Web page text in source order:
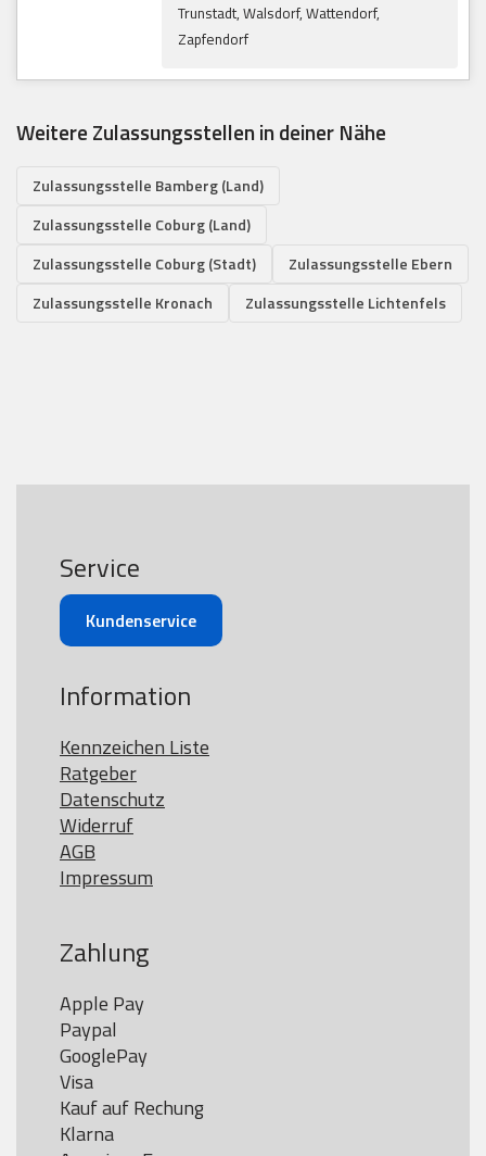
Trunstadt, Walsdorf, Wattendorf,
Zapfendorf
Weitere Zulassungsstellen in deiner Nähe
Zulassungsstelle Bamberg (Land)
Zulassungsstelle Coburg (Land)
Zulassungsstelle Coburg (Stadt)
Zulassungsstelle Ebern
Zulassungsstelle Kronach
Zulassungsstelle Lichtenfels
Service
Kundenservice
Information
Kennzeichen Liste
Ratgeber
Datenschutz
Widerruf
AGB
Impressum
Zahlung
Apple Pay
Paypal
GooglePay
Visa
Kauf auf Rechung
Klarna